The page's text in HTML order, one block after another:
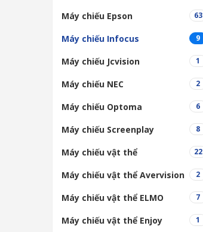
Máy chiếu Epson 63
Máy chiếu Infocus 9
Máy chiếu Jcvision 1
Máy chiếu NEC 2
Máy chiếu Optoma 6
Máy chiếu Screenplay 8
Máy chiếu vật thể 22
Máy chiếu vật thể Avervision 2
Máy chiếu vật thể ELMO 7
Máy chiếu vật thể Enjoy 1